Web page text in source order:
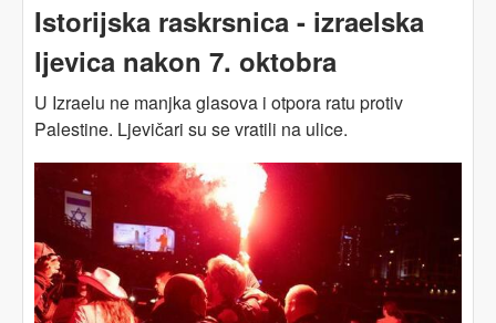
Istorijska raskrsnica - izraelska
ljevica nakon 7. oktobra
U Izraelu ne manjka glasova i otpora ratu protiv
Palestine. Ljevičari su se vratili na ulice.